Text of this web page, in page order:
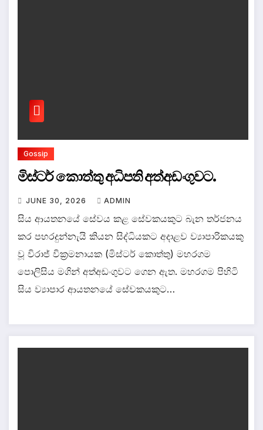
Gossip
මිස්ටර් කොත්තු අධිපති අත්අඩංගුවට.
JUNE 30, 2026 ADMIN
සිය ආයතනයේ සේවය කළ සේවකයකුට බැන තර්ජනය
කර පහරදුන්නැයි කියන සිද්ධියකට අදාළව ව්‍යාපාරිකයකු
වූ විරාජ් වික්‍රමනායක (මිස්ටර් කොත්තු) මහරගම
පොලිසිය මගින් අත්අඩංගුවට ගෙන ඇත. මහරගම පිහිටි
සිය ව්‍යාපාර ආයතනයේ සේවකයකුට…